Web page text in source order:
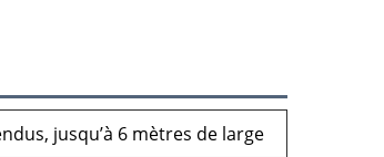
jusqu’à 6 mètres de large